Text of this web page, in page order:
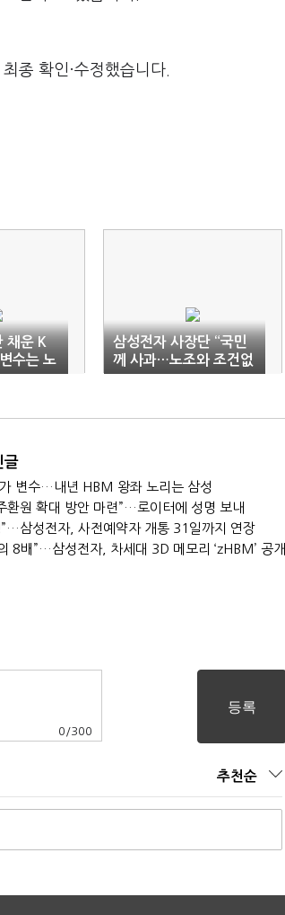
종 확인·수정했습니다.
채운 K
수는 노
삼성전자 사장단 “국민
께 사과…노조와 조건없
이 대화 임할 것”
글
변수…내년 HBM 왕좌 노리는 삼성
환원 확대 방안 마련”…로이터에 성명 보내
”…삼성전자, 사전예약자 개통 31일까지 연장
8배”…삼성전자, 차세대 3D 메모리 ‘zHBM’ 공개
0 /300
추천순